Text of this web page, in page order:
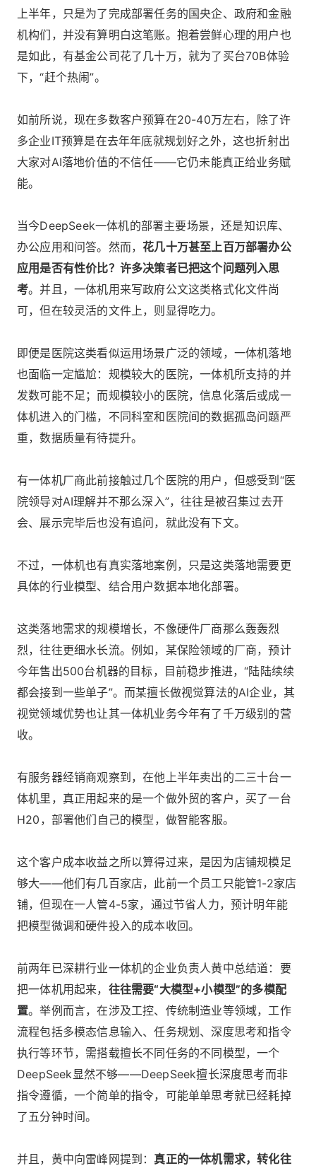
上半年，只是为了完成部署任务的国央企、政府和金融
机构们，并没有算明白这笔账。抱着尝鲜心理的用户也
是如此，有基金公司花了几十万，就为了买台70B体验
下，“赶个热闹”。
如前所说，现在多数客户预算在20-40万左右，除了许
多企业IT预算是在去年年底就规划好之外，这也折射出
大家对AI落地价值的不信任——它仍未能真正给业务赋
能。
当今DeepSeek一体机的部署主要场景，还是知识库、
办公应用和问答。然而，花几十万甚至上百万部署办公
应用是否有性价比？许多决策者已把这个问题列入思
考。并且，一体机用来写政府公文这类格式化文件尚
可，但在较灵活的文件上，则显得吃力。
即便是医院这类看似运用场景广泛的领域，一体机落地
也面临一定尴尬：规模较大的医院，一体机所支持的并
发数可能不足；而规模较小的医院，信息化落后或成一
体机进入的门槛，不同科室和医院间的数据孤岛问题严
重，数据质量有待提升。
有一体机厂商此前接触过几个医院的用户，但感受到“医
院领导对AI理解并不那么深入”，往往是被召集过去开
会、展示完毕后也没有追问，就此没有下文。
不过，一体机也有真实落地案例，只是这类落地需要更
具体的行业模型、结合用户数据本地化部署。
这类落地需求的规模增长，不像硬件厂商那么轰轰烈
烈，往往更细水长流。例如，某保险领域的厂商，预计
今年售出500台机器的目标，目前稳步推进，“陆陆续续
都会接到一些单子”。而某擅长做视觉算法的AI企业，其
视觉领域优势也让其一体机业务今年有了千万级别的营
收。
有服务器经销商观察到，在他上半年卖出的二三十台一
体机里，真正用起来的是一个做外贸的客户，买了一台
H20，部署他们自己的模型，做智能客服。
这个客户成本收益之所以算得过来，是因为店铺规模足
够大——他们有几百家店，此前一个员工只能管1-2家店
铺，但现在一人管4-5家，通过节省人力，预计明年能
把模型微调和硬件投入的成本收回。
前两年已深耕行业一体机的企业负责人黄中总结道：要
把一体机用起来， 往往需要“大模型+小模型”的多模配
置。举例而言，在涉及工控、传统制造业等领域，工作
流程包括多模态信息输入、任务规划、深度思考和指令
执行等环节，需搭载擅长不同任务的不同模型，一个
DeepSeek显然不够——DeepSeek擅长深度思考而非
指令遵循，一个简单的指令，可能单单思考就已经耗掉
了五分钟时间。
并且，黄中向雷峰网提到： 真正的一体机需求，转化往